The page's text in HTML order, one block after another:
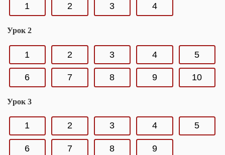
1 2 3 4
Урок 2
1 2 3 4 5
6 7 8 9 10
Урок 3
1 2 3 4 5
6 7 8 9